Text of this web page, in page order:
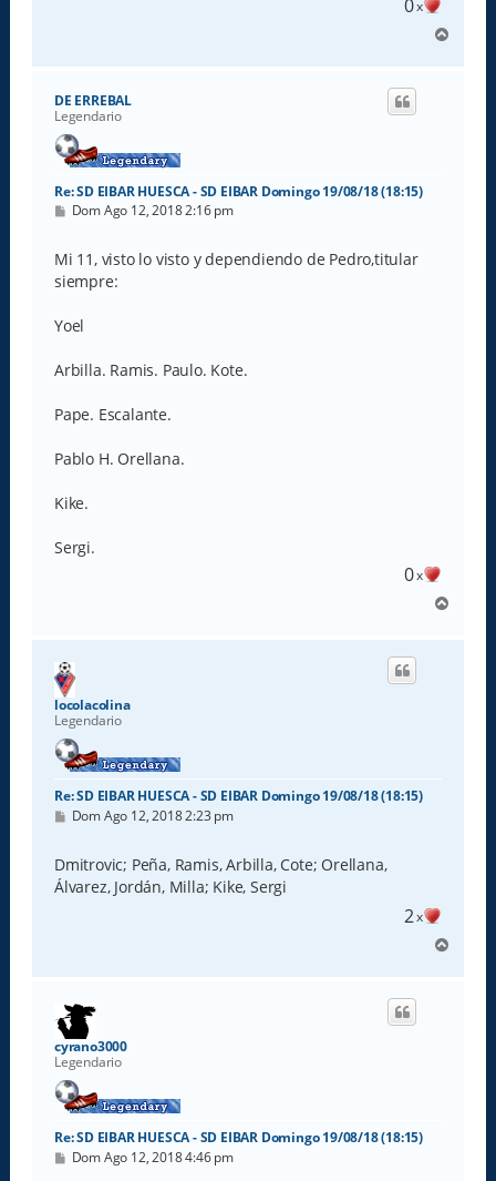
0x
r
DE ERREBAL
Legendario
Re: SD EIBAR HUESCA - SD EIBAR Domingo 19/08/18 (18:15)
M
s
a
j
Dom Ago 12, 2018 2:16 pm
Mi 11, visto lo visto y dependiendo de Pedro,titular
siempre:
Yoel
Arbilla. Ramis. Paulo. Kote.
Pape. Escalante.
Pablo H. Orellana.
Kike.
Sergi.
0x
r
locolacolina
Legendario
Re: SD EIBAR HUESCA - SD EIBAR Domingo 19/08/18 (18:15)
M
s
a
j
Dom Ago 12, 2018 2:23 pm
Dmitrovic; Peña, Ramis, Arbilla, Cote; Orellana,
Álvarez, Jordán, Milla; Kike, Sergi
2x
r
cyrano3000
Legendario
Re: SD EIBAR HUESCA - SD EIBAR Domingo 19/08/18 (18:15)
M
Dom Ago 12, 2018 4:46 pm